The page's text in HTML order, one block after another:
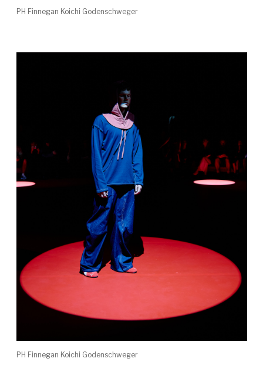
PH Finnegan Koichi Godenschweger
PH Finnegan Koichi Godenschweger